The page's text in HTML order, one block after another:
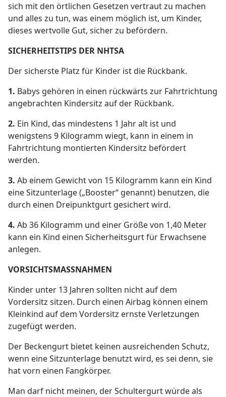
sich mit den örtlichen Gesetzen vertraut zu machen
und alles zu tun, was einem möglich ist, um Kinder,
dieses wertvolle Gut, sicher zu befördern.
SICHERHEITSTIPS DER NHTSA
Der sicherste Platz für Kinder ist die Rückbank.
1. Babys gehören in einen rückwärts zur Fahrtrichtung
angebrachten Kindersitz auf der Rückbank.
2. Ein Kind, das mindestens 1 Jahr alt ist und
wenigstens 9 Kilogramm wiegt, kann in einem in
Fahrtrichtung montierten Kindersitz befördert
werden.
3. Ab einem Gewicht von 15 Kilogramm kann ein Kind
eine Sitzunterlage („Booster“ genannt) benutzen, die
durch einen Dreipunktgurt gesichert wird.
4. Ab 36 Kilogramm und einer Größe von 1,40 Meter
kann ein Kind einen Sicherheitsgurt für Erwachsene
anlegen.
VORSICHTSMASSNAHMEN
Kinder unter 13 Jahren sollten nicht auf dem
Vordersitz sitzen. Durch einen Airbag können einem
Kleinkind auf dem Vordersitz ernste Verletzungen
zugefügt werden.
Der Beckengurt bietet keinen ausreichenden Schutz,
wenn eine Sitzunterlage benutzt wird, es sei denn, sie
hat vorn einen Fangkörper.
Man darf nicht meinen, der Schultergurt würde als